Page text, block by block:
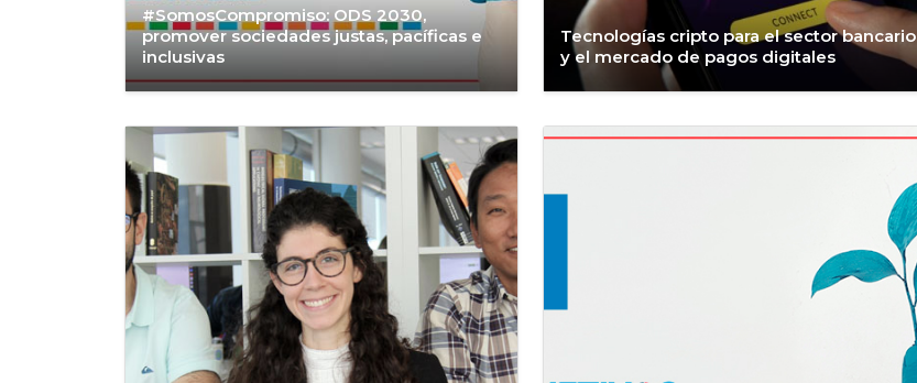
#SomosCompromiso: ODS 2030,
promover sociedades justas, pacíficas e
inclusivas
Tecnologías cripto para el sector bancario
y el mercado de pagos digitales